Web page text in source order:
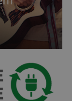
etc.).